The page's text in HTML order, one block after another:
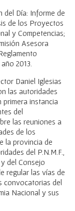
del Día: Informe de
de los Proyectos
y Competencias;
Asesora
2013.
Daniel Iglesias
las autoridades
primera instancia
del
las reuniones a
de los
la provincia de
del P.N.M.F.,
del Consejo
regular las vías de
convocatorias del
Nacional y sus